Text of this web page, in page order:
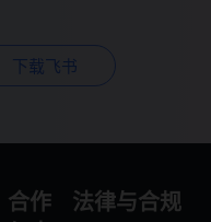
下载飞书
合作
法律与合规